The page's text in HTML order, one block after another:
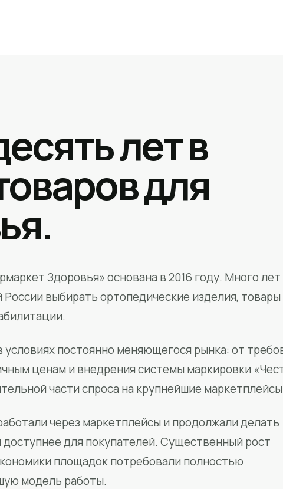
лет в
для
Здоровья» основана в 2016 году. Много
выбирать ортопедические изделия,
постоянно меняющегося рынка: от
ценам и внедрения системы маркировки
части спроса на крупнейшие
через маркетплейсы и продолжали делать
для покупателей. Существенный рост
площадок потребовали полностью
модель работы.